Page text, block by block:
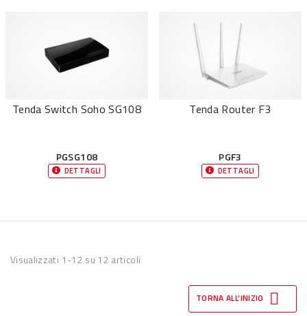
Tenda Switch Soho SG108
PGSG108
DETTAGLI
Tenda Router F3
PGF3
DETTAGLI
Visualizzati 1-12 su 12 articoli
TORNA ALL'INIZIO 